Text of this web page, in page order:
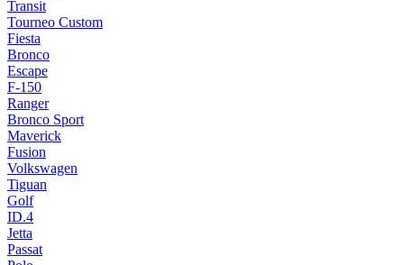
Transit
Tourneo Custom
Fiesta
Bronco
Escape
F-150
Ranger
Bronco Sport
Maverick
Fusion
Volkswagen
Tiguan
Golf
ID.4
Jetta
Passat